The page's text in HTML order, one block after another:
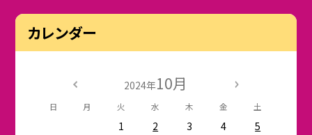
カレンダー
2024年10月
日 月 火 水 木 金 土
1 2 3 4
5